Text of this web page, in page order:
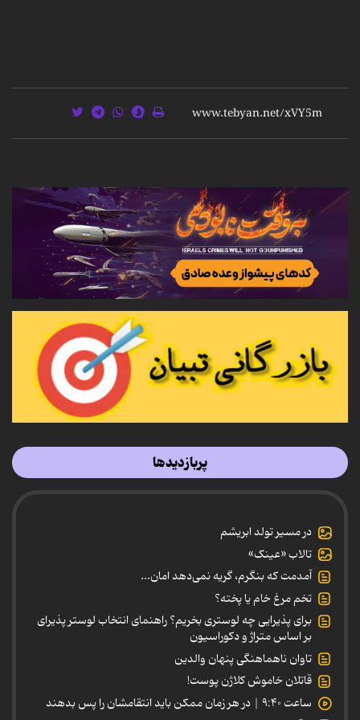
پربازدیدها
در مسیر تولد ابریشم
تالاب «عینک»
آمدمت که بنگرم، گریه نمی‌دهد امان...
تخم مرغ خام یا پخته؟
برای پذیرایی چه لوستری بخریم؟ راهنمای انتخاب لوستر پذیرای
بر اساس متراژ و دکوراسیون
تاوان ناهماهنگی پنهان والدین
قاتلان خاموش کلاژن پوست!
ساعت ۹:۴۰ | در هر زمان ممکن باید انتقامشان را پس بدهند